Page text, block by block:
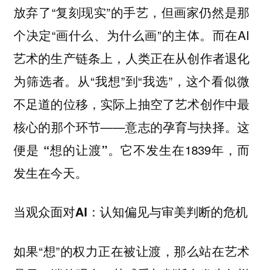
放弃了“复刻现实”的手艺，但画家仍然是那
个决定“画什么、为什么画”的主体。而在AI
艺术的生产链条上， 人类正在从创作者退化
为筛选者。 从“我想”到“我选”，这个看似微
不足道的位移，实际上抽空了艺术创作中最
核心的那个环节——意志的孕育与抉择。这
便是 “想的让渡”。它不发生在1839年，而
发生在今天。
当观众面对AI：认知偏见与审美判断的危机
如果“想”的权力正在被让渡，那么站在艺术